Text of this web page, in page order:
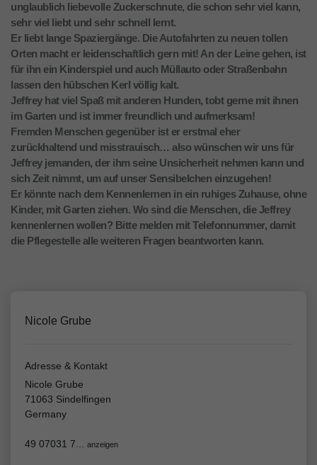
unglaublich liebevolle Zuckerschnute, die schon sehr viel kann,
sehr viel liebt und sehr schnell lernt.
Er liebt lange Spaziergänge. Die Autofahrten zu neuen tollen
Orten macht er leidenschaftlich gern mit! An der Leine gehen, ist
für ihn ein Kinderspiel und auch Müllauto oder Straßenbahn
lassen den hübschen Kerl völlig kalt.
Jeffrey hat viel Spaß mit anderen Hunden, tobt gerne mit ihnen
im Garten und ist immer freundlich und aufmerksam!
Fremden Menschen gegenüber ist er erstmal eher
zurückhaltend und misstrauisch… also wünschen wir uns für
Jeffrey jemanden, der ihm seine Unsicherheit nehmen kann und
sich Zeit nimmt, um auf unser Sensibelchen einzugehen!
Er könnte nach dem Kennenlernen in ein ruhiges Zuhause, ohne
Kinder, mit Garten ziehen. Wo sind die Menschen, die Jeffrey
kennenlernen wollen? Bitte melden mit Telefonnummer, damit
die Pflegestelle alle weiteren Fragen beantworten kann.
Nicole Grube
Adresse & Kontakt
Nicole Grube
71063 Sindelfingen
Germany
49 07031 7... anzeigen